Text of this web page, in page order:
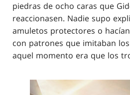
piedras de ocho caras que
reaccionasen. Nadie supo
amuletos protectores o
con patrones que imitaban
aquel momento era que los